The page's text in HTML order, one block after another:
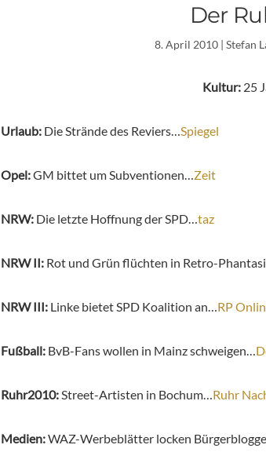
Der
8. April 2010| Stefan
Kultur: 25
Urlaub: Die Strände des Reviers… Spiegel
Opel:GM bittet um Subventionen… Zeit
NRW: Die letzte Hoffnung der SPD… taz
NRW II: Rot und Grün flüchten in Retro-
NRW III: Linke bietet SPD Koalition an… RP
Fußball: BvB-Fans wollen in Mainz schweigen…
Ruhr2010: Street-Artisten in Bochum… Ruhr
Medien:WAZ-Werbeblätter locken